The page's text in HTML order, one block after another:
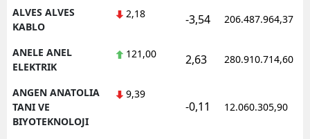
Yalova
Karabük
Osmaniye
ALVES ALVES
KABLO
2,18 -3,54 206.487.964,37
ANELE ANEL
ELEKTRIK
121,00 2,63 280.910.714,60
ANGEN ANATOLIA
TANI VE
BIYOTEKNOLOJI
9,39
-0,11 12.060.305,90